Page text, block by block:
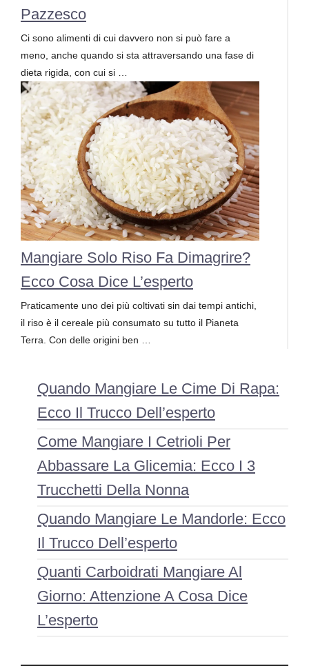
Pazzesco
Ci sono alimenti di cui davvero non si può fare a
meno, anche quando si sta attraversando una fase di
dieta rigida, con cui si …
Mangiare Solo Riso Fa Dimagrire?
Ecco Cosa Dice L’esperto
Praticamente uno dei più coltivati sin dai tempi antichi,
il riso è il cereale più consumato su tutto il Pianeta
Terra. Con delle origini ben …
Quando Mangiare Le Cime Di Rapa:
Ecco Il Trucco Dell’esperto
Come Mangiare I Cetrioli Per
Abbassare La Glicemia: Ecco I 3
Trucchetti Della Nonna
Quando Mangiare Le Mandorle: Ecco
Il Trucco Dell’esperto
Quanti Carboidrati Mangiare Al
Giorno: Attenzione A Cosa Dice
L’esperto